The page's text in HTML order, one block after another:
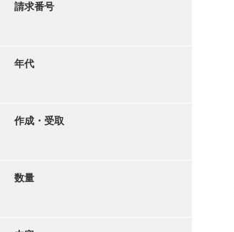
請求番号
年代
作成・受取
数量